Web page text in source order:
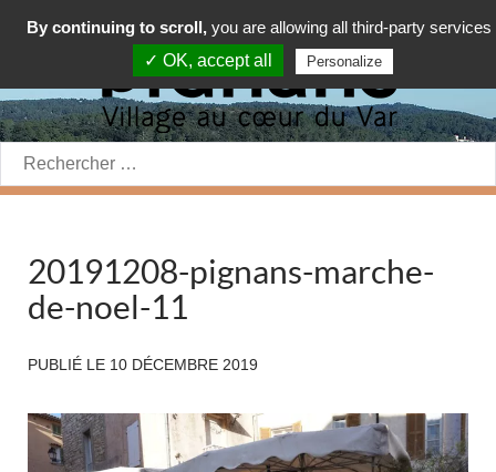
Rechercher:
20191208-pignans-marche-
de-noel-11
PUBLIÉ LE 10 DÉCEMBRE 2019
By continuing to scroll, you are allowing all third-party services
✓ OK, accept all
Personalize